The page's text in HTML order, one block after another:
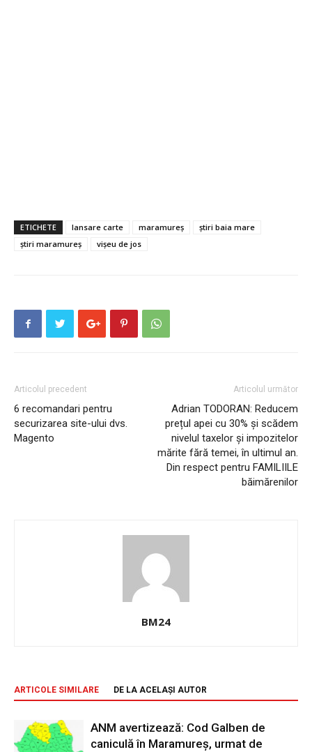
ETICHETE lansare carte maramureș
știri baia mare
știri maramureș
vișeu de jos
Articolul precedent
6 recomandari pentru
securizarea site-ului dvs.
Magento
Articolul următor
Adrian TODORAN: Reducem
prețul apei cu 30% și scădem
nivelul taxelor și impozitelor
mărite fără temei, în ultimul an.
Din respect pentru FAMILIILE
băimărenilor
BM24
ARTICOLE SIMILARE DE LA ACELAȘI AUTOR
ANM avertizează: Cod Galben de
caniculă în Maramureș, urmat de